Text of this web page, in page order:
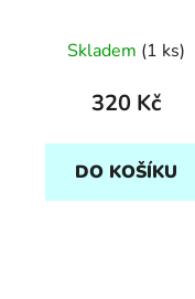
Skladem (1 ks)
320 Kč
DO KOŠÍKU